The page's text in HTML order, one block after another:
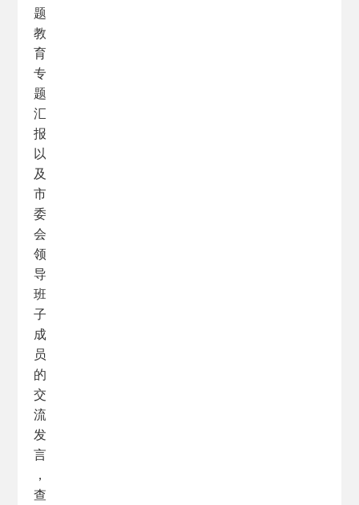
题
教
育
专
题
汇
报
以
及
市
委
会
领
导
班
子
成
员
的
交
流
发
言
，
查